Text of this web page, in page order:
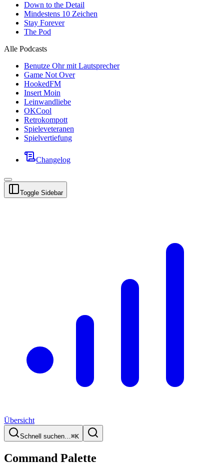
Down to the Detail
Mindestens 10 Zeichen
Stay Forever
The Pod
Alle Podcasts
Benutze Ohr mit Lautsprecher
Game Not Over
HookedFM
Insert Moin
Leinwandliebe
OKCool
Retrokompott
Spieleveteranen
Spielvertiefung
Changelog
Toggle Sidebar
Übersicht
Schnell suchen…⌘K
Command Palette